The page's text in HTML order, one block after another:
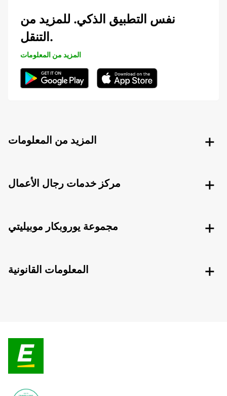
نفس التطبيق الذكي. للمزيد من
التنقل.
المزيد من المعلومات
المزيد من المعلومات
مركز خدمات رجال الأعمال
مجموعة يوروبكار موبيليتي
المعلومات القانونية